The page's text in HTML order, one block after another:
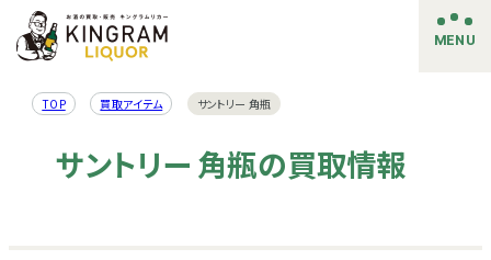
MENU
TOP 買取アイテム サントリー 角瓶
サントリー 角瓶の買取情報